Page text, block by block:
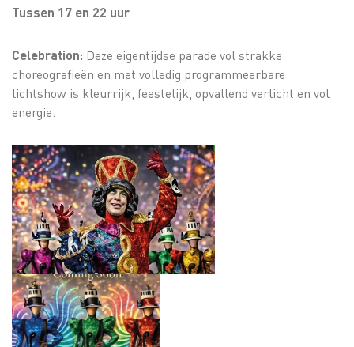
Tussen 17 en 22 uur
Celebration: Deze eigentijdse parade vol strakke
choreografieën en met volledig programmeerbare
lichtshow is kleurrijk, feestelijk, opvallend verlicht en vol
energie.